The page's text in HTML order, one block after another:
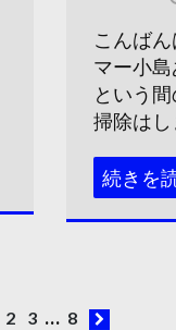
こんば
マー小島
という
掃除は
続きを
2 3 … 8